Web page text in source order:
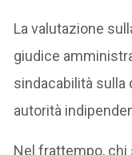
La valutazione
giudice
sindacabilità sulla
autorità
Nel frattempo,